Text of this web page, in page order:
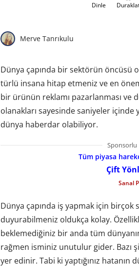
Dinle
Merve Tanrıkulu
Dünya çapında bir sektörün öncüsü
türlü insana hitap etmeniz ve en
bir ürünün reklamı pazarlanması ve
olanakları sayesinde saniyeler içinde
dünya haberdar olabiliyor.
Sponsorlu
Tüm piyasa
Çift
Sanal
Dünya çapında iş yapmak için
duyurabilmeniz oldukça kolay.
beklemediğiniz bir anda tüm
rağmen isminiz unutulur gider. Bazı
yer edinir. Tabi ki yaptığınız